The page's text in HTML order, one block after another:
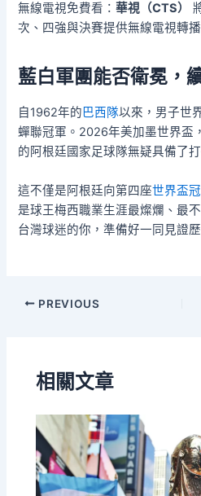
無線電視免費看：華視（CTS）
次、四強與決賽提供無線電視轉播
藍白軍團能否衛冕，
自1962年的巴西隊以來，男子世
蟬聯冠軍。2026年美加墨世界盃
的阿根廷國家足球隊無疑具備了
這不僅是阿根廷向第四座世界盃
是球王梅西職業生涯最燦爛、最
台灣球迷的你，準備好一同見證
PREVIOUS
相關文章